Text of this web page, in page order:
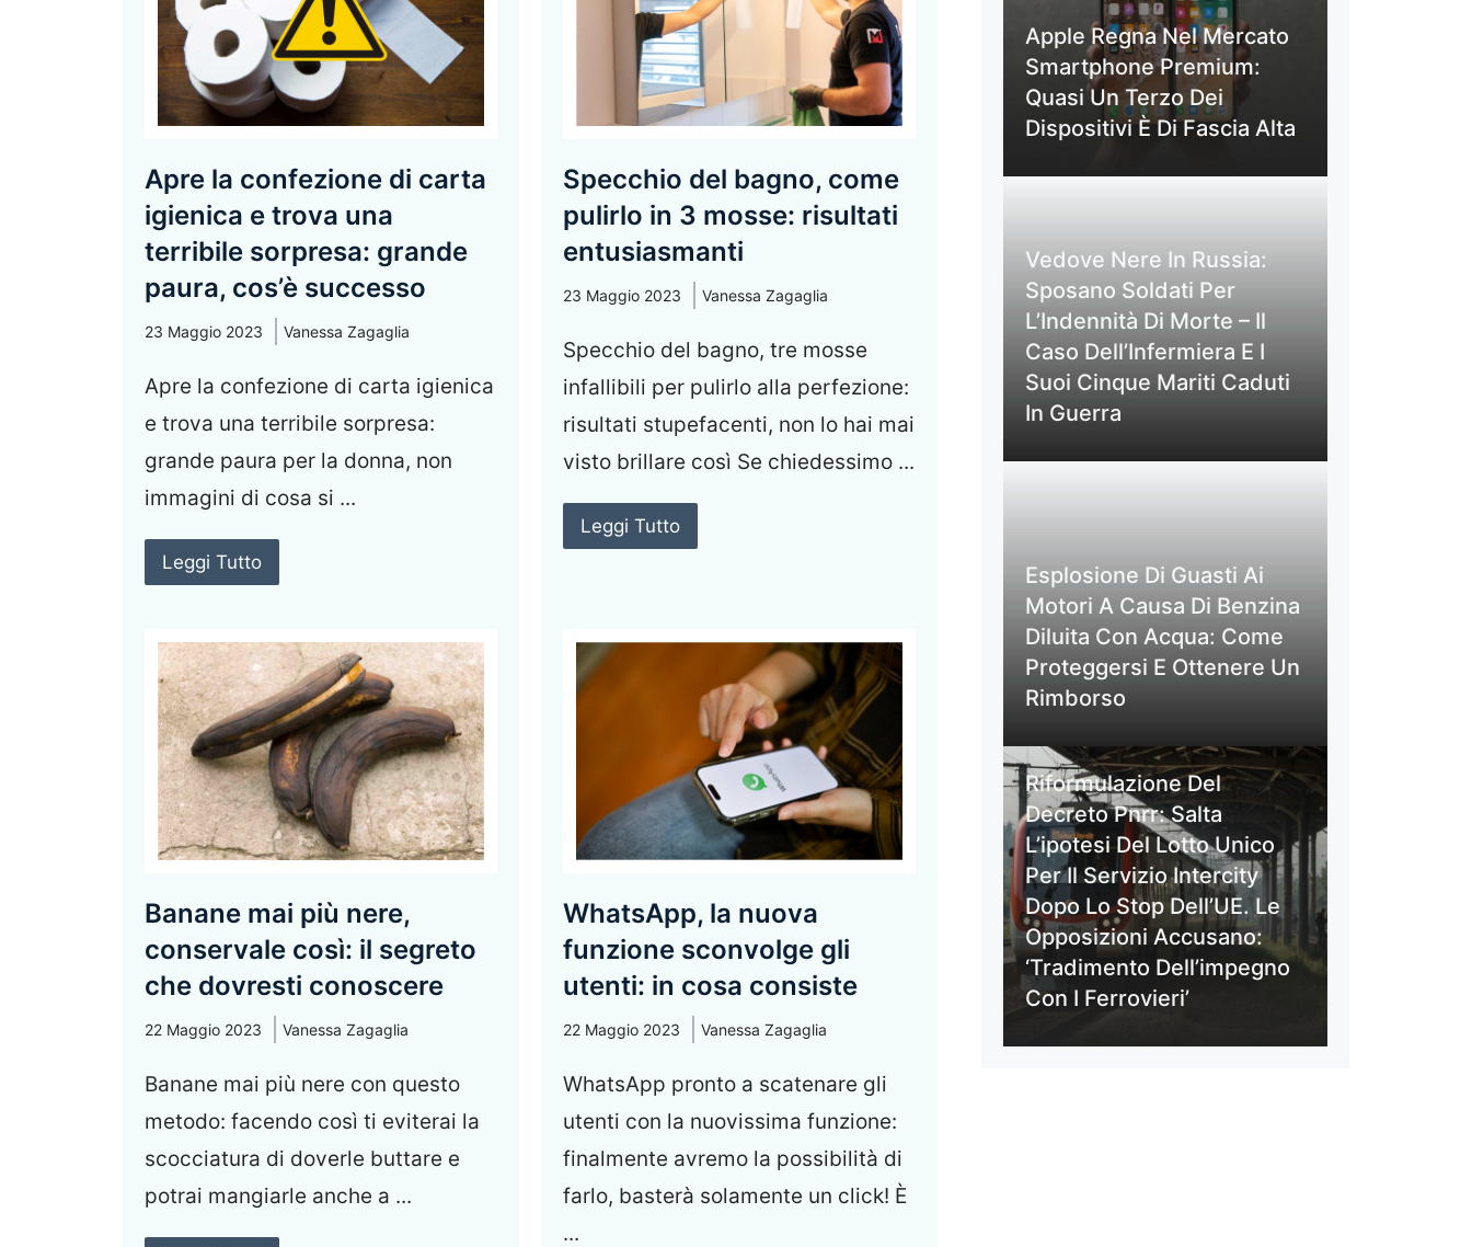
Apre la confezione di carta
igienica e trova una
terribile sorpresa: grande
paura, cos’è successo
23 Maggio 2023 Vanessa Zagaglia
Apre la confezione di carta igienica
e trova una terribile sorpresa:
grande paura per la donna, non
immagini di cosa si ...
Leggi Tutto
Specchio del bagno, come
pulirlo in 3 mosse: risultati
entusiasmanti
23 Maggio 2023 Vanessa Zagaglia
Specchio del bagno, tre mosse
infallibili per pulirlo alla perfezione:
risultati stupefacenti, non lo hai mai
visto brillare così Se chiedessimo ...
Leggi Tutto
Banane mai più nere,
conservale così: il segreto
che dovresti conoscere
22 Maggio 2023 Vanessa Zagaglia
Banane mai più nere con questo
metodo: facendo così ti eviterai la
scocciatura di doverle buttare e
potrai mangiarle anche a ...
WhatsApp, la nuova
funzione sconvolge gli
utenti: in cosa consiste
22 Maggio 2023 Vanessa Zagaglia
WhatsApp pronto a scatenare gli
utenti con la nuovissima funzione:
finalmente avremo la possibilità di
farlo, basterà solamente un click! È
...
Apple Regna Nel Mercato
Smartphone Premium:
Quasi Un Terzo Dei
Dispositivi È Di Fascia Alta
Vedove Nere In Russia:
Sposano Soldati Per
L’Indennità Di Morte – Il
Caso Dell’Infermiera E I
Suoi Cinque Mariti Caduti
In Guerra
Esplosione Di Guasti Ai
Motori A Causa Di Benzina
Diluita Con Acqua: Come
Proteggersi E Ottenere Un
Rimborso
Riformulazione Del
Decreto Pnrr: Salta
L’ipotesi Del Lotto Unico
Per Il Servizio Intercity
Dopo Lo Stop Dell’UE. Le
Opposizioni Accusano:
‘Tradimento Dell’impegno
Con I Ferrovieri’